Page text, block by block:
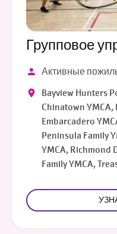
Групповое
Активные
Bayview Hunters
Chinatown YMCA,
Embarcadero
Peninsula Family
YMCA, Richmond
Family YMCA,